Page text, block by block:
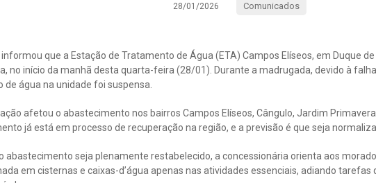
28/01/2026 Comunicados
que a Estação de Tratamento de Água (ETA) Campos Elíseos, em Duque
no início da manhã desta quarta-feira (28/01). Durante a madrugada, devido à
de água na unidade foi suspensa.
afetou o abastecimento nos bairros Campos Elíseos, Cângulo, Jardim
já está em processo de recuperação na região, e a previsão é que seja
abastecimento seja plenamente restabelecido, a concessionária orienta aos
em cisternas e caixas-d’água apenas nas atividades essenciais, adiando